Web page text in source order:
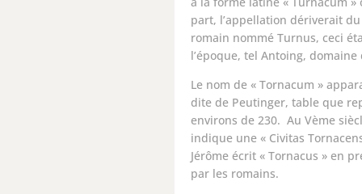
part, l’appellation dériverait
romain nommé Turnus, ceci
l’époque, tel Antoing, domaine
Le nom de « Tornacum »
dite de Peutinger, table que
environs de 230. Au Vème
indique une « Civitas
Jérôme écrit « Tornacus » en
par les romains.